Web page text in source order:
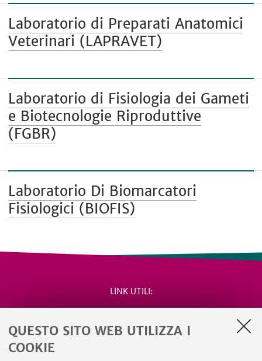
QUESTO SITO WEB UTILIZZA I
COOKIE
Laboratorio di Preparati Anatomici
Veterinari (LAPRAVET)
Laboratorio di Fisiologia dei Gameti
e Biotecnologie Riproduttive
(FGBR)
Laboratorio Di Biomarcatori
Fisiologici (BIOFIS)
LINK UTILI
Salute e sicurezza